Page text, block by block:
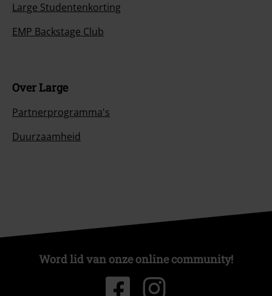
Large Studentenkorting
EMP Backstage Club
Over Large
Partnerprogramma's
Duurzaamheid
Word lid van onze online community!